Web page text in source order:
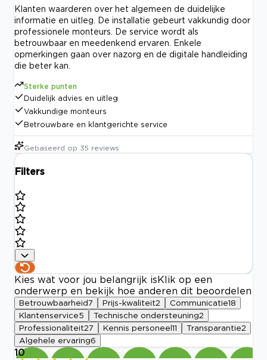
Klanten waarderen over het algemeen de duidelijke
informatie en uitleg. De installatie gebeurt vakkundig door
professionele monteurs. De service wordt als
betrouwbaar en meedenkend ervaren. Enkele
opmerkingen gaan over nazorg en de digitale handleiding
die beter kan.
Sterke punten
Duidelijk advies en uitleg
Vakkundige monteurs
Betrouwbare en klantgerichte service
Gebaseerd op 35 reviews
Filters
Kies wat voor jou belangrijk is Klik op een
onderwerp en bekijk hoe anderen dit beoordelen
Betrouwbaarheid7 Prijs-kwaliteit2 Communicatie18
Klantenservice5 Technische ondersteuning2
Professionaliteit27 Kennis personeel 11 Transparantie2
Algehele ervaring6
10